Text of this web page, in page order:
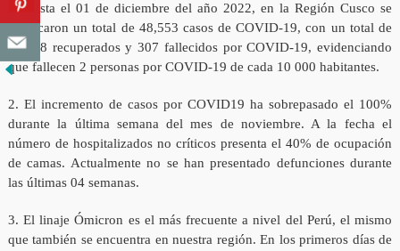
1. Hasta el 01 de diciembre del año 2022, en la Región Cusco se
notificaron un total de 48,553 casos de COVID-19, con un total de
48,948 recuperados y 307 fallecidos por COVID-19, evidenciando
que fallecen 2 personas por COVID-19 de cada 10 000 habitantes.
2. El incremento de casos por COVID19 ha sobrepasado el 100%
durante la última semana del mes de noviembre. A la fecha el
número de hospitalizados no críticos presenta el 40% de ocupación
de camas. Actualmente no se han presentado defunciones durante
las últimas 04 semanas.
3. El linaje Ómicron es el más frecuente a nivel del Perú, el mismo
que también se encuentra en nuestra región. En los primeros días de